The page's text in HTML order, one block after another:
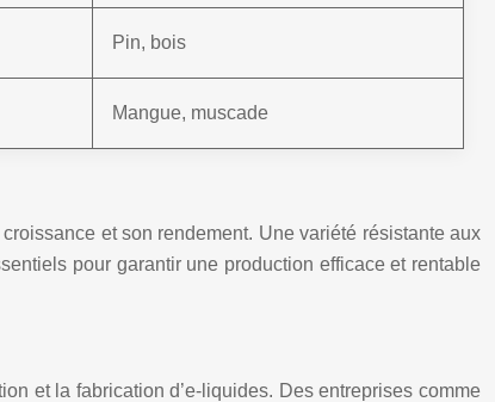
Pin, bois
Mangue, muscade
et son rendement. Une variété résistante aux
pour garantir une production efficace et rentable
et la fabrication d’e-liquides. Des entreprises comme